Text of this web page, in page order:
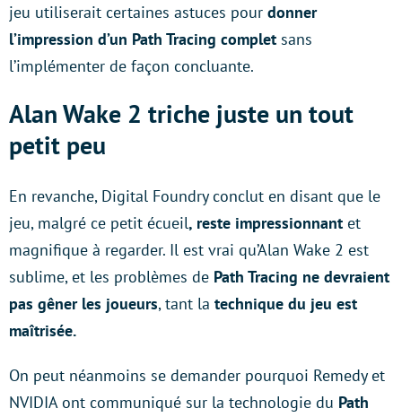
jeu utiliserait certaines astuces pour donner
l’impression d’un Path Tracing complet sans
l’implémenter de façon concluante.
Alan Wake 2 triche juste un tout
petit peu
En revanche, Digital Foundry conclut en disant que le
jeu, malgré ce petit écueil, reste impressionnant et
magnifique à regarder. Il est vrai qu’Alan Wake 2 est
sublime, et les problèmes de Path Tracing ne devraient
pas gêner les joueurs, tant la technique du jeu est
maîtrisée.
On peut néanmoins se demander pourquoi Remedy et
NVIDIA ont communiqué sur la technologie du Path